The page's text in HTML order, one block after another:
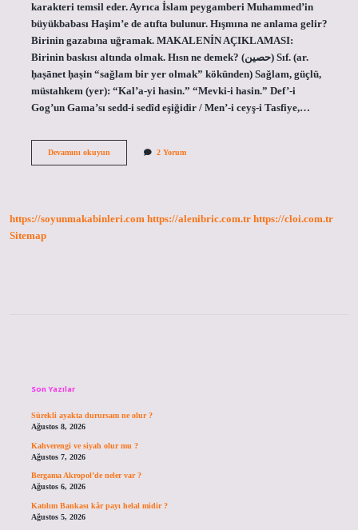
karakteri temsil eder. Ayrıca İslam peygamberi Muhammed’in
büyükbabası Haşim’e de atıfta bulunur. Hışmına ne anlama gelir?
Birinin gazabına uğramak. MAKALENİN AÇIKLAMASI:
Birinin baskısı altında olmak. Hısn ne demek? (ﺣﺼﻴﻦ) Sıf. (ar.
ḥaṣānet ḥaṣіn “sağlam bir yer olmak” kökünden) Sağlam, güçlü,
müstahkem (yer): “Kal’a-yi hasin.” “Mevki-i hasin.” Def’-i
Gog’un Gama’sı sedd-i sedîd eşiğidir / Men’-i ceyş-i Tasfiye,…
Devamını okuyunHısmın
2 Yorum
https://soyunmakabinleri.com https://alenibric.com.tr https://cloi.com.tr
Sitemap
Son Yazılar
Sürekli ayakta durursam ne olur ?
Ağustos 8, 2026
Kahverengi ve siyah olur mu ?
Ağustos 7, 2026
Bergama Akropol’de neler var ?
Ağustos 6, 2026
Katılım Bankası kâr payı helal midir ?
Ağustos 5, 2026